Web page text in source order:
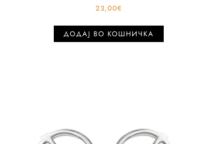
23,00€
ДОДАJ ВО КОШНИЧКА